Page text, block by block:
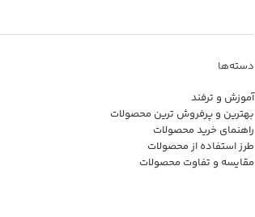
دسته‌ها
آموزش و ترفند
بهترین و پرفروش ترین محصولات
راهنمای خرید محصولات
طرز استفاده از محصولات
مقایسه و تفاوت محصولات